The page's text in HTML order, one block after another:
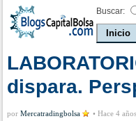
Buscar:
Inicio
dispara.
por Mercatradingbolsa • Hace 4 años